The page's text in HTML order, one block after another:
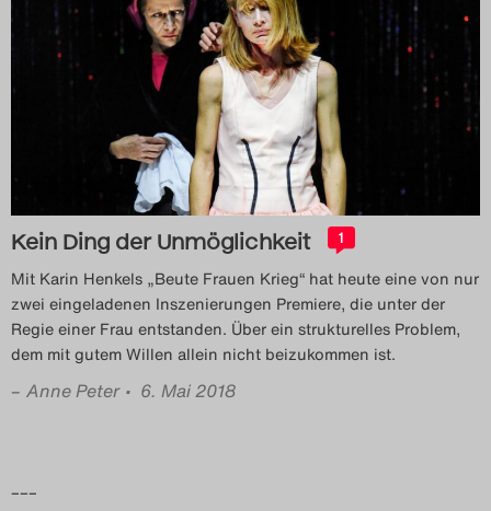
Das Theatertreffen-Blog
2018 Alumni
Das Theatertreffen-Blog
2019
Das Theatertreffen-Blog
2020
Das Theatertreffen-Blog
2021
Das Theatertreffen-Blog
Kein Ding der Unmöglichkeit 1
Mit Karin Henkels „Beute Frauen Krieg“ hat heute eine von nur
zwei eingeladenen Inszenierungen Premiere, die unter der
Regie einer Frau entstanden. Über ein strukturelles Problem,
dem mit gutem Willen allein nicht beizukommen ist.
– Anne Peter • 6. Mai 2018
–––